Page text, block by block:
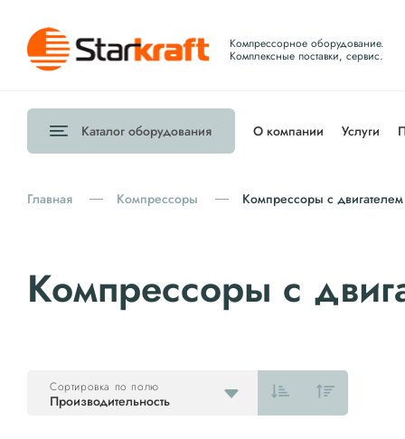
Компрессорное оборудование.
Комплексные поставки, сервис.
Каталог оборудования О компании Услуги
Главная Компрессоры Компрессоры с двигателем
Компрессоры с
Производительность
Сортировка по полю